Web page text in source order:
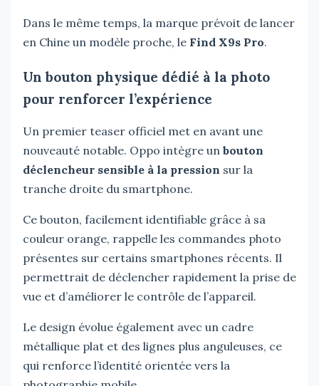
Dans le même temps, la marque prévoit de lancer
en Chine un modèle proche, le Find X9s Pro.
Un bouton physique dédié à la photo
pour renforcer l’expérience
Un premier teaser officiel met en avant une
nouveauté notable. Oppo intègre un bouton
déclencheur sensible à la pression sur la
tranche droite du smartphone.
Ce bouton, facilement identifiable grâce à sa
couleur orange, rappelle les commandes photo
présentes sur certains smartphones récents. Il
permettrait de déclencher rapidement la prise de
vue et d’améliorer le contrôle de l’appareil.
Le design évolue également avec un cadre
métallique plat et des lignes plus anguleuses, ce
qui renforce l’identité orientée vers la